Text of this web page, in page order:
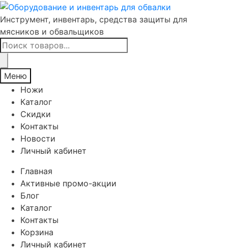
Инструмент, инвентарь, средства защиты для
мясников и обвальщиков
Поиск
товаров
Меню
Ножи
Каталог
Скидки
Контакты
Новости
Личный кабинет
Главная
Активные промо-акции
Блог
Каталог
Контакты
Корзина
Личный кабинет